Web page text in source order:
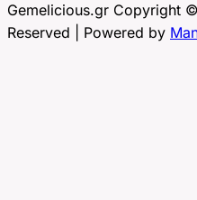
Gemelicious.gr Copyright
Reserved | Powered by